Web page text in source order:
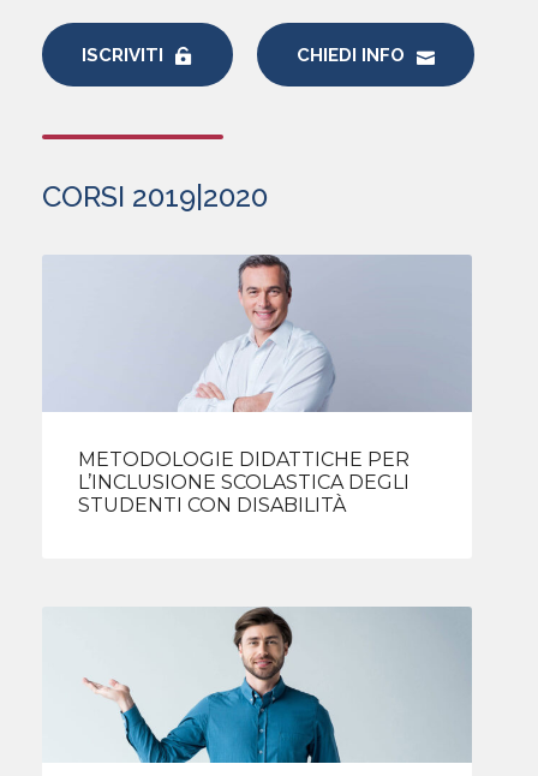
ISCRIVITI CHIEDI INFO
CORSI 2019|2020
METODOLOGIE DIDATTICHE PER
L’INCLUSIONE SCOLASTICA DEGLI
STUDENTI CON DISABILITÀ